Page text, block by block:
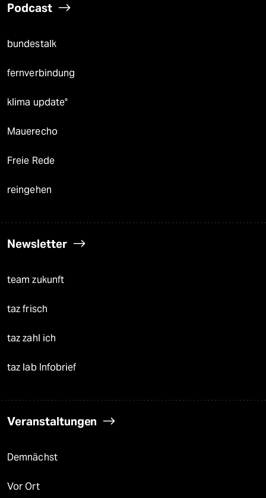
Podcast
bundestalk
fernverbindung
klima update°
Mauerecho
Freie Rede
reingehen
Newsletter
team zukunft
taz frisch
taz zahl ich
taz lab Infobrief
Veranstaltungen
Demnächst
Vor Ort